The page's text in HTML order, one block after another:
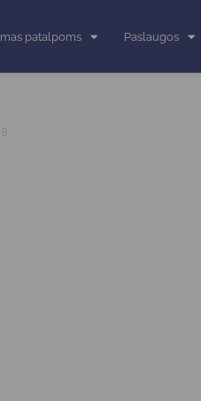
patalpoms Paslaugos